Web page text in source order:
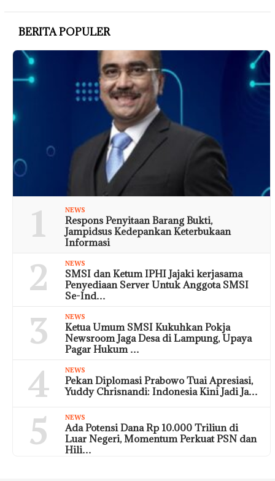
BERITA POPULER
1 NEWS
Respons Penyitaan Barang Bukti,
Jampidsus Kedepankan Keterbukaan
Informasi
2 NEWS
SMSI dan Ketum IPHI Jajaki kerjasama
Penyediaan Server Untuk Anggota SMSI
Se-Ind…
3 NEWS
Ketua Umum SMSI Kukuhkan Pokja
Newsroom Jaga Desa di Lampung, Upaya
Pagar Hukum …
4 NEWS
Pekan Diplomasi Prabowo Tuai Apresiasi,
Yuddy Chrisnandi: Indonesia Kini Jadi Ja…
5 NEWS
Ada Potensi Dana Rp 10.000 Triliun di
Luar Negeri, Momentum Perkuat PSN dan
Hili…